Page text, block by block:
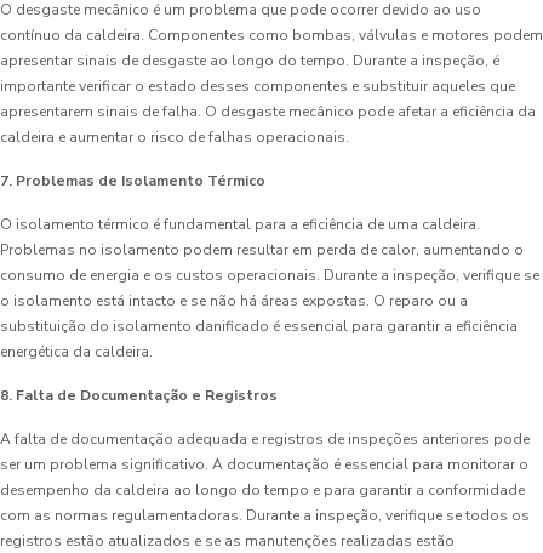
O desgaste mecânico é um problema que pode ocorrer devido ao uso
contínuo da caldeira. Componentes como bombas, válvulas e motores podem
apresentar sinais de desgaste ao longo do tempo. Durante a inspeção, é
importante verificar o estado desses componentes e substituir aqueles que
apresentarem sinais de falha. O desgaste mecânico pode afetar a eficiência da
caldeira e aumentar o risco de falhas operacionais.
7. Problemas de Isolamento Térmico
O isolamento térmico é fundamental para a eficiência de uma caldeira.
Problemas no isolamento podem resultar em perda de calor, aumentando o
consumo de energia e os custos operacionais. Durante a inspeção, verifique se
o isolamento está intacto e se não há áreas expostas. O reparo ou a
substituição do isolamento danificado é essencial para garantir a eficiência
energética da caldeira.
8. Falta de Documentação e Registros
A falta de documentação adequada e registros de inspeções anteriores pode
ser um problema significativo. A documentação é essencial para monitorar o
desempenho da caldeira ao longo do tempo e para garantir a conformidade
com as normas regulamentadoras. Durante a inspeção, verifique se todos os
registros estão atualizados e se as manutenções realizadas estão